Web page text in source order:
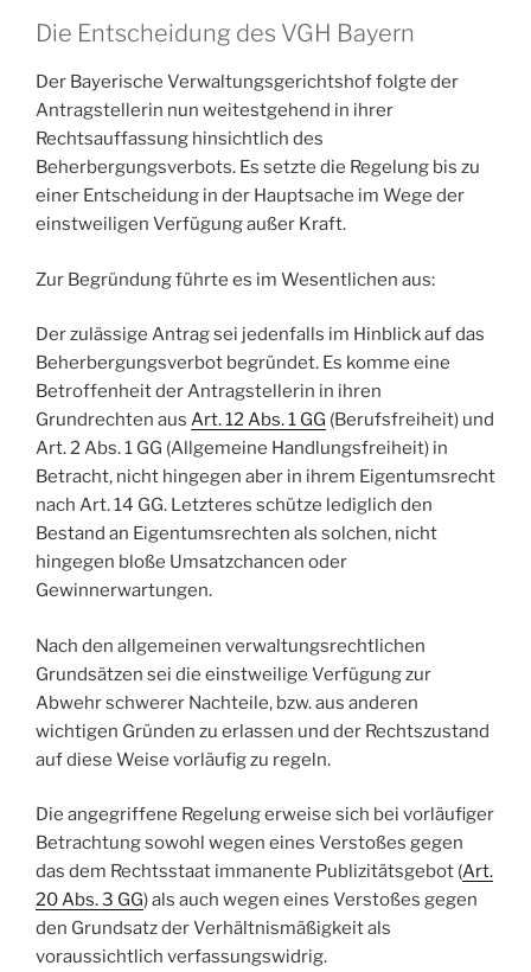
Die Entscheidung des VGH Bayern
Der Bayerische Verwaltungsgerichtshof folgte der
Antragstellerin nun weitestgehend in ihrer
Rechtsauffassung hinsichtlich des
Beherbergungsverbots. Es setzte die Regelung bis zu
einer Entscheidung in der Hauptsache im Wege der
einstweiligen Verfügung außer Kraft.
Zur Begründung führte es im Wesentlichen aus:
Der zulässige Antrag sei jedenfalls im Hinblick auf das
Beherbergungsverbot begründet. Es komme eine
Betroffenheit der Antragstellerin in ihren
Grundrechten aus Art. 12 Abs. 1 GG (Berufsfreiheit) und
Art. 2 Abs. 1 GG (Allgemeine Handlungsfreiheit) in
Betracht, nicht hingegen aber in ihrem Eigentumsrecht
nach Art. 14 GG. Letzteres schütze lediglich den
Bestand an Eigentumsrechten als solchen, nicht
hingegen bloße Umsatzchancen oder
Gewinnerwartungen.
Nach den allgemeinen verwaltungsrechtlichen
Grundsätzen sei die einstweilige Verfügung zur
Abwehr schwerer Nachteile, bzw. aus anderen
wichtigen Gründen zu erlassen und der Rechtszustand
auf diese Weise vorläufig zu regeln.
Die angegriffene Regelung erweise sich bei vorläufiger
Betrachtung sowohl wegen eines Verstoßes gegen
das dem Rechtsstaat immanente Publizitätsgebot (Art.
20 Abs. 3 GG) als auch wegen eines Verstoßes gegen
den Grundsatz der Verhältnismäßigkeit als
voraussichtlich verfassungswidrig.